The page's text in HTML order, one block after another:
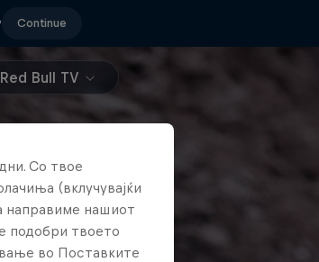
Continue
Red Bull TV
Со твое
(вклучувајќи
направиме нашиот
подобри твоето
во Поставките